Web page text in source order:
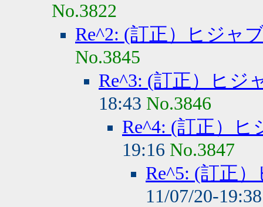
No.3822
Re^2: (訂正）ヒジャ
No.3845
Re^3: (訂正）ヒジ
18:43 No.3846
Re^4: (訂正）
19:16 No.3847
Re^5: (訂正
11/07/20-